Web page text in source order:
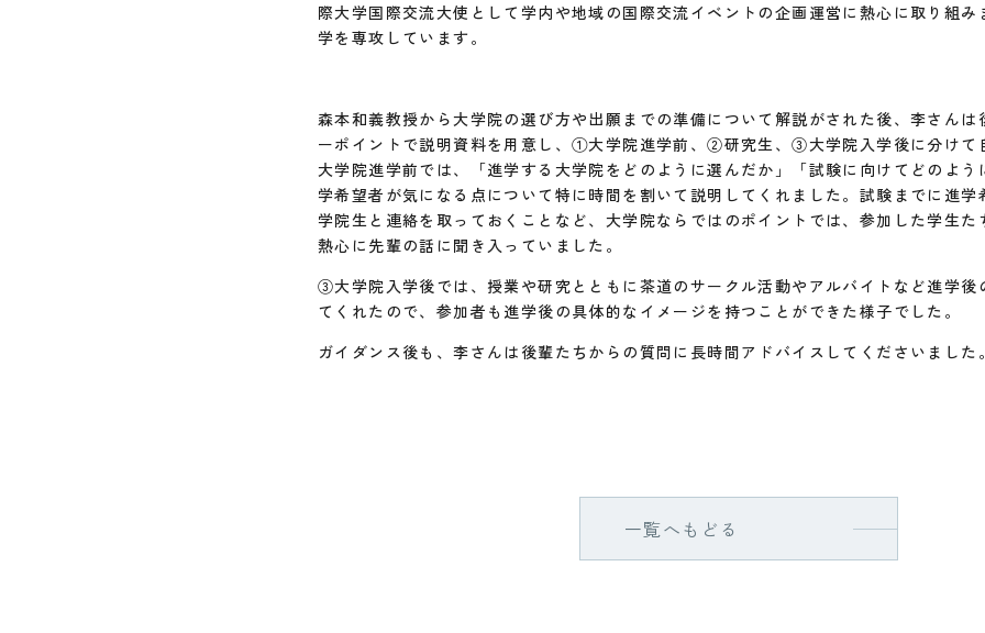
際大学国際交流大使として学内や地域の国際交流イベントの企画運営に熱心に取り組み
学を専攻しています。
森本和義教授から大学院の選び方や出願までの準備について解説がされた後、李さんは
ーポイントで説明資料を用意し、①大学院進学前、②研究生、③大学院入学後に分け
大学院進学前では、「進学する大学院をどのように選んだか」「試験に向けてどのよう
学希望者が気になる点について特に時間を割いて説明してくれました。試験までに進学
学院生と連絡を取っておくことなど、大学院ならではのポイントでは、参加した学生た
熱心に先輩の話に聞き入っていました。
③大学院入学後では、授業や研究とともに茶道のサークル活動やアルバイトなど進学後
てくれたので、参加者も進学後の具体的なイメージを持つことができた様子でした。
ガイダンス後も、李さんは後輩たちからの質問に長時間アドバイスしてくださいました。
一覧へもどる